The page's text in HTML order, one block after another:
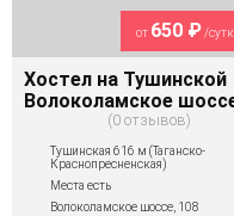
от 650 ₽/
Хостел на Тушинской
Волоколамское
0 отзывов
Тушинская 616 м (Таганско-
Краснопресненская)
Места есть
Волоколамское шоссе, 108